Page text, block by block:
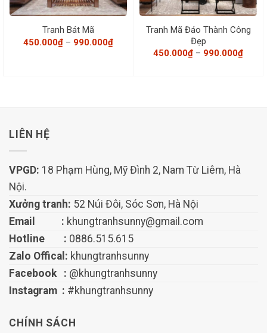
Tranh Bát Mã
450.000₫ – 990.000₫Khoảng
Tranh Mã Đáo Thành Công
Đẹp
450.000₫ – 990.000₫
LIÊN HỆ
VPGD: 18 Phạm Hùng, Mỹ Đình 2, Nam Từ Liêm, Hà
Nội.
Xưởng tranh: 52 Núi Đôi, Sóc Sơn, Hà Nội
Email : khungtranhsunny@gmail.com
Hotline : 0886.515.615
Zalo Offical: khungtranhsunny
Facebook : @khungtranhsunny
Instagram : #khungtranhsunny
CHÍNH SÁCH